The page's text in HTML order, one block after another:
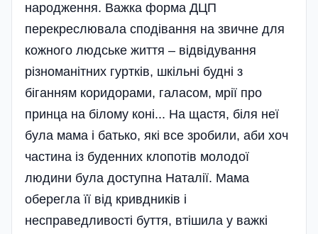
народже­ння. Важка форма ДЦП
перекреслювала сподівання на звичне для
кожного людське життя – відвідування
різноманітних гуртків, шкільні будні з
біганням коридорами, галасом, мрії про
принца на білому коні... На щастя, біля неї
була мама і батько, які все зробили, аби хоч
частина із буденних клопотів молодої
людини була доступна Наталії. Мама
оберегла її від кривдників і
несправедливості буття, втішила у важкі